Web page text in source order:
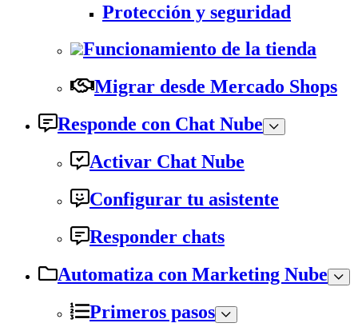
Protección y seguridad
Funcionamiento de la tienda
Migrar desde Mercado Shops
Responde con Chat Nube
Activar Chat Nube
Configurar tu asistente
Responder chats
Automatiza con Marketing Nube
Primeros pasos